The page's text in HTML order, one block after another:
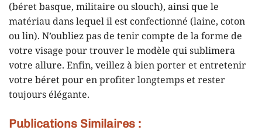
(béret basque, militaire ou slouch), ainsi que le
matériau dans lequel il est confectionné (laine, coton
ou lin). N’oubliez pas de tenir compte de la forme de
votre visage pour trouver le modèle qui sublimera
votre allure. Enfin, veillez à bien porter et entretenir
votre béret pour en profiter longtemps et rester
toujours élégante.
Publications Similaires :